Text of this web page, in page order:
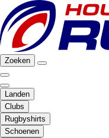
Zoeken
Landen
Clubs
Rugbyshirts
Schoenen